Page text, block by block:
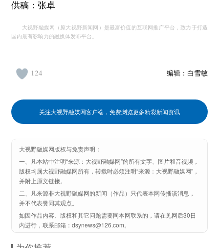
供稿：张卓
大视野融媒网（原大视野新闻网）是最富价值的互联网推广平台，致力于打造
国内最有影响力的融媒体发布平台。
编辑： 白雪敏
124
关注大视野融媒网客户端，免费浏览更多精彩新闻资讯
大视野融媒网版权与免责声明：
一、凡本站中注明“来源：大视野融媒网”的所有文字、图片和音视频，
版权均属大视野融媒网所有，转载时必须注明“来源：大视野融媒网”，
并附上原文链接。
二、凡来源非大视野融媒网的新闻（作品）只代表本网传播该消息，
并不代表赞同其观点。
如因作品内容、版权和其它问题需要同本网联系的，请在见网后30日
内进行，联系邮箱：dsynews@126.com。